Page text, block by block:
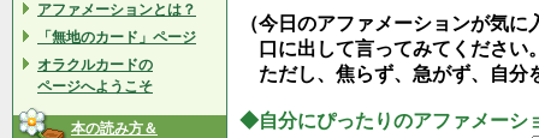
アファメーションとは？
「無地のカード」ページ
オラクルカードの
ページへようこそ
本の読み方＆
（今日のアファメーションが気
口に出して言ってみてください
ただし、焦らず、急がず、自分
◆自分にぴったりのアファメーシ